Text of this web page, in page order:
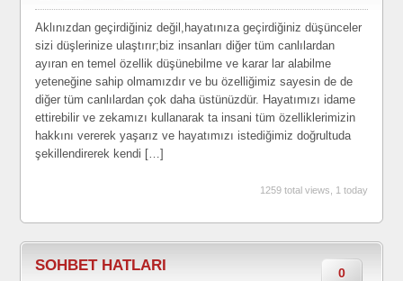
Aklınızdan geçirdiğiniz değil,hayatınıza geçirdiğiniz düşünceler
sizi düşlerinize ulaştırır;biz insanları diğer tüm canlılardan
ayıran en temel özellik düşünebilme ve karar lar alabilme
yeteneğine sahip olmamızdır ve bu özelliğimiz sayesin de de
diğer tüm canlılardan çok daha üstünüzdür. Hayatımızı idame
ettirebilir ve zekamızı kullanarak ta insani tüm özelliklerimizin
hakkını vererek yaşarız ve hayatımızı istediğimiz doğrultuda
şekillendirerek kendi […]
1259 total views, 1 today
0
SOHBET HATLARI